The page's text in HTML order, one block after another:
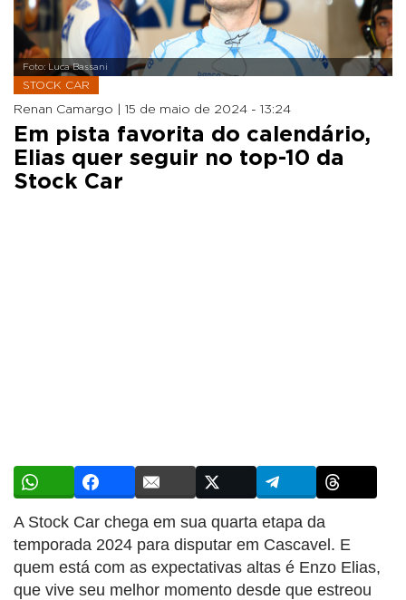
Foto: Luca Bassani
STOCK CAR
Renan Camargo | 15 de maio de 2024 - 13:24
Em pista favorita do calendário,
Elias quer seguir no top-10 da
Stock Car
A Stock Car chega em sua quarta etapa da
temporada 2024 para disputar em Cascavel. E
quem está com as expectativas altas é Enzo Elias,
que vive seu melhor momento desde que estreou